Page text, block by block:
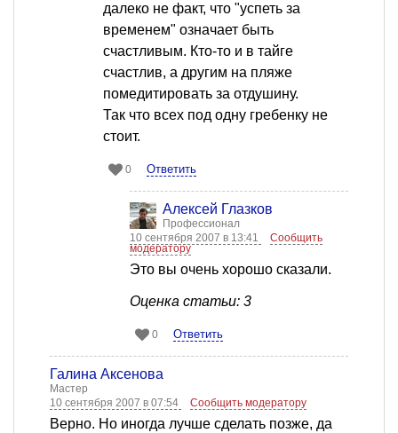
далеко не факт, что "успеть за
временем" означает быть
счастливым. Кто-то и в тайге
счастлив, а другим на пляже
помедитировать за отдушину.
Так что всех под одну гребенку не
стоит.
0 Ответить
Алексей Глазков
Профессионал
10 сентября 2007 в 13:41
Сообщить
модератору
Это вы очень хорошо сказали.
Оценка статьи: 3
0 Ответить
Галина Аксенова
Мастер
10 сентября 2007 в 07:54
Сообщить модератору
Верно. Но иногда лучше сделать позже, да